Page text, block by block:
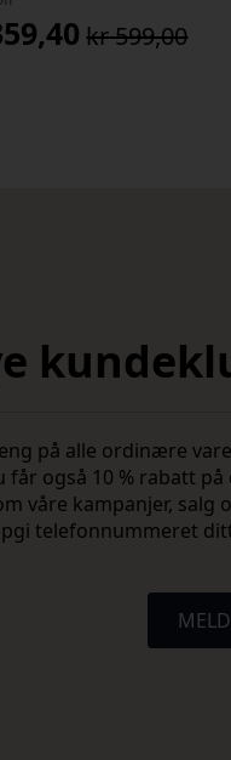
kr599,00
på alle ordinære
får også 10 % rabatt
våre kampanjer,
telefonnummeret